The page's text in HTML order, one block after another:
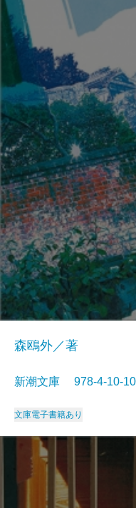
森鴎外／著
新潮文庫 978-4-10-
文庫電子書籍あり